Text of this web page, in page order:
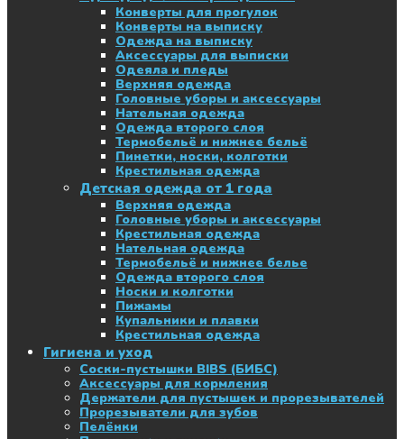
Конверты для прогулок
Конверты на выписку
Одежда на выписку
Аксессуары для выписки
Одеяла и пледы
Верхняя одежда
Головные уборы и аксессуары
Нательная одежда
Одежда второго слоя
Термобельё и нижнее бельё
Пинетки, носки, колготки
Крестильная одежда
Детская одежда от 1 года
Верхняя одежда
Головные уборы и аксессуары
Крестильная одежда
Нательная одежда
Термобельё и нижнее белье
Одежда второго слоя
Носки и колготки
Пижамы
Купальники и плавки
Крестильная одежда
Гигиена и уход
Соски-пустышки BIBS (БИБС)
Аксессуары для кормления
Держатели для пустышек и прорезывателей
Прорезыватели для зубов
Пелёнки